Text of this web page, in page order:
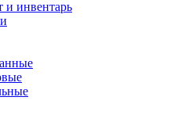
и инвентарь